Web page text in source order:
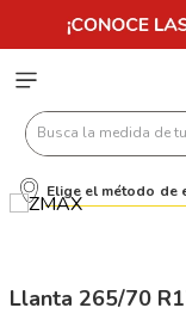
Busca la medida
Elige el método de
Llanta 265/70